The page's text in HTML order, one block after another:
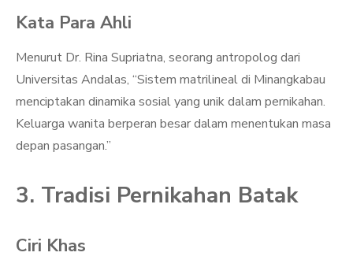
Kata Para Ahli
Menurut Dr. Rina Supriatna, seorang antropolog dari
Universitas Andalas, “Sistem matrilineal di Minangkabau
menciptakan dinamika sosial yang unik dalam pernikahan.
Keluarga wanita berperan besar dalam menentukan masa
depan pasangan.”
3. Tradisi Pernikahan Batak
Ciri Khas